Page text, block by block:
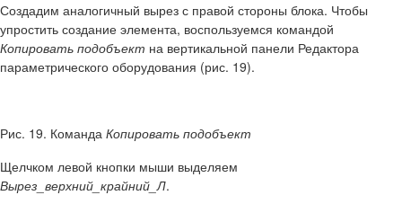
Создадим аналогичный вырез с правой стороны блока. Чтобы
упростить создание элемента, воспользуемся командой
Копировать подобъект на вертикальной панели Редактора
параметрического оборудования (рис. 19).
Рис. 19. Команда Копировать подобъект
Щелчком левой кнопки мыши выделяем
Вырез_верхний_крайний_Л.